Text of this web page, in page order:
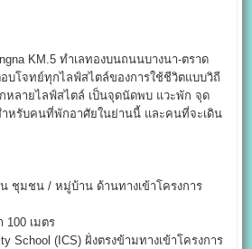
KM.5 ทำเลทองบนถนนบางนา-ตราด
บโจทย์ทุกไลฟ์สไตล์ของการใช้ชีวิตแบบวิถี
หลายไลฟ์สไตล์ เป็นจุดนัดพบ แวะพัก จุด
หรับคนที่พักอาศัยในย่านนี้ และคนที่จะเดิน
ชุมชน / หมู่บ้าน ด้านทางเข้าโครงการ
100 เมตร
School (ICS) ฝั่งตรงข้ามทางเข้าโครงการ